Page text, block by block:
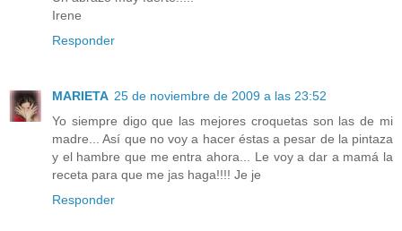
Irene
Responder
MARIETA 25 de noviembre de 2009 a las 23:52
Yo siempre digo que las mejores croquetas son las de mi
madre... Así que no voy a hacer éstas a pesar de la pintaza
y el hambre que me entra ahora... Le voy a dar a mamá la
receta para que me jas haga!!!! Je je
Responder